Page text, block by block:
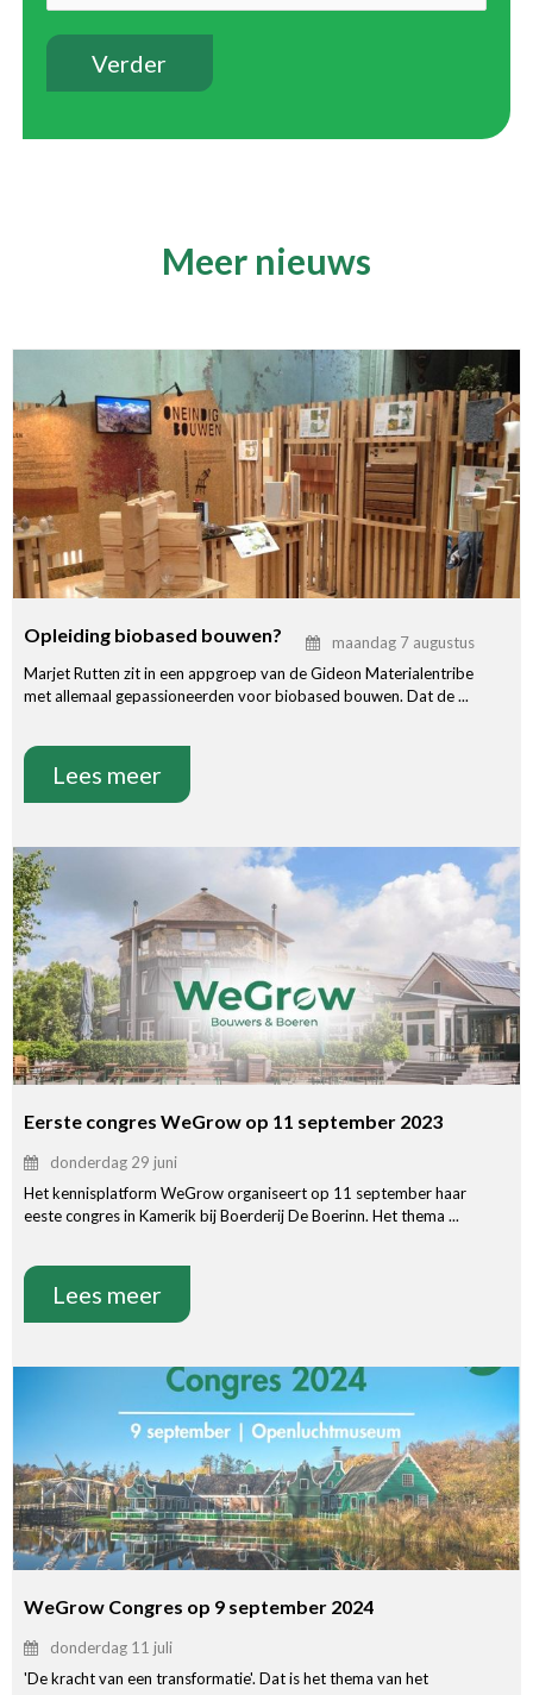
Meer nieuws
Opleiding biobased bouwen?
maandag 7 augustus
Marjet Rutten zit in een appgroep van de Gideon Materialentribe
met allemaal gepassioneerden voor biobased bouwen. Dat de ...
Lees meer
Eerste congres WeGrow op 11 september 2023
donderdag 29 juni
Het kennisplatform WeGrow organiseert op 11 september haar
eeste congres in Kamerik bij Boerderij De Boerinn. Het thema ...
Lees meer
WeGrow Congres op 9 september 2024
donderdag 11 juli
'De kracht van een transformatie'. Dat is het thema van het